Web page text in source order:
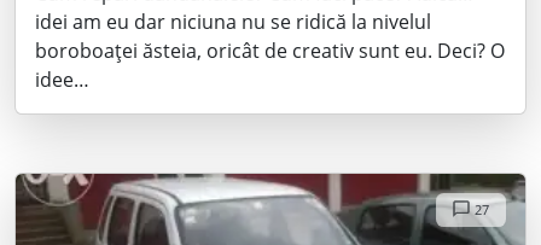
idei am eu dar niciuna nu se ridică la nivelul
boroboaței ăsteia, oricât de creativ sunt eu. Deci? O
idee…
27